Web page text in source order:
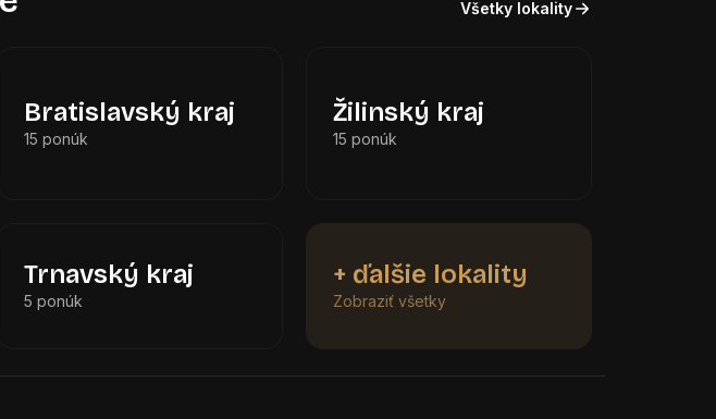
Všetky lokality
Bratislavský kraj
15 ponúk
Žilinský kraj
15 ponúk
Trnavský kraj
5 ponúk
+ ďalšie lokality
Zobraziť všetky